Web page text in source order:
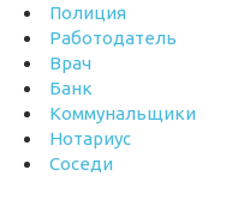
Полиция
Работодатель
Врач
Банк
Коммунальщики
Нотариус
Соседи